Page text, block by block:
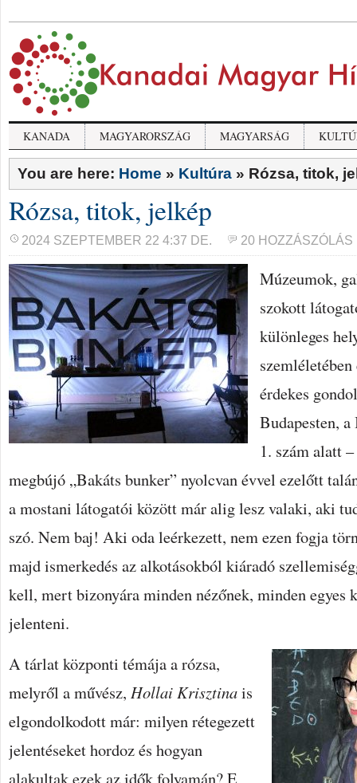
KANADA MAGYARORSZÁG MAGYARSÁG
You are here: Home » Kultúra » Rózsa, titok,
Rózsa, titok, jelkép
2024 SZEPTEMBER 22 4:37 DE. 20 HOZZÁSZÓLÁS
Múzeumok,
szokott
különleges
érdekes
Budapesten,
1. szám alatt
megbújó „Bakáts bunker” nyolcvan évvel ezelőtt
a mostani látogatói között már alig lesz valaki, aki
szó. Nem baj! Aki oda leérkezett, nem ezen fogja
majd ismerkedés az alkotásokból kiáradó
kell, mert bizonyára minden nézőnek, minden egyes
jelenteni.
A tárlat központi témája a rózsa,
melyről a művész, Hollai Krisztinais
elgondolkodott már: milyen rétegezett
jelentéseket hordoz és hogyan
alakultak ezek az idők folyamán? E